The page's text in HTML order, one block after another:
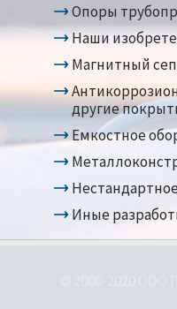
Опоры
Наши
Магнитный
другие
Емкостное
Иные